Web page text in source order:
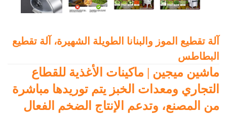
آلة تقطيع الموز والبنانا الطويلة الشهيرة، آلة تقطيع
البطاطس
ماشين ميجين | ماكينات الأغذية للقطاع
التجاري ومعدات الخبز يتم توريدها مباشرة
من المصنع، وتدعم الإنتاج الضخم الفعال